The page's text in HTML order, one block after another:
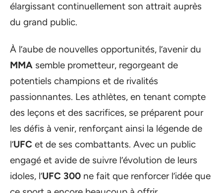
élargissant continuellement son attrait auprès
du grand public.
À l’aube de nouvelles opportunités, l’avenir du
MMA semble prometteur, regorgeant de
potentiels champions et de rivalités
passionnantes. Les athlètes, en tenant compte
des leçons et des sacrifices, se préparent pour
les défis à venir, renforçant ainsi la légende de
l’UFC et de ses combattants. Avec un public
engagé et avide de suivre l’évolution de leurs
idoles, l’UFC 300 ne fait que renforcer l’idée que